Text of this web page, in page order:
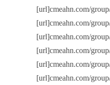
[url]cmeahn.com/
[url]cmeahn.com/
[url]cmeahn.com/
[url]cmeahn.com/
[url]cmeahn.com/
[url]cmeahn.com/